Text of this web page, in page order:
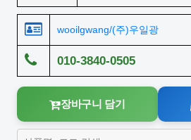
wooilgwang/(주)우일광
010-3840-0505
장바구니 담기